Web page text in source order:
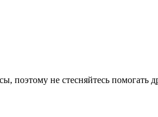
поэтому не стесняйтесь помогать